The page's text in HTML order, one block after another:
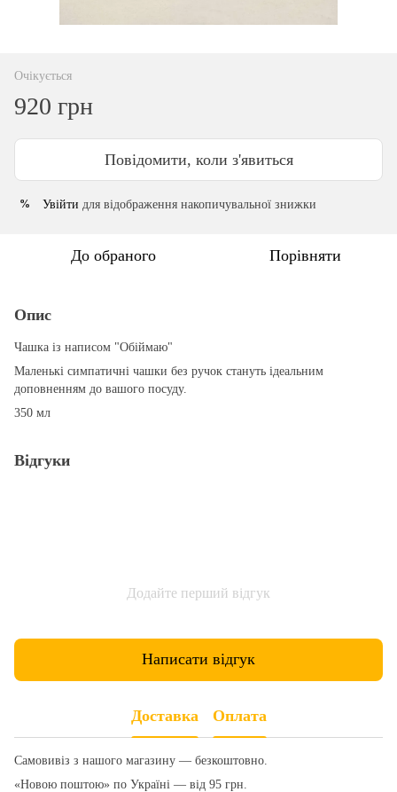
Очікується
920 грн
Повідомити, коли з'явиться
% Увійти для відображення накопичувальної знижки
До обраного Порівняти
Опис
Чашка із написом "Обіймаю"
Маленькі симпатичні чашки без ручок стануть ідеальним
доповненням до вашого посуду.
350 мл
Відгуки
Додайте перший відгук
Написати відгук
Доставка Оплата
Самовивіз з нашого магазину — безкоштовно.
«Новою поштою» по Україні — від 95 грн.